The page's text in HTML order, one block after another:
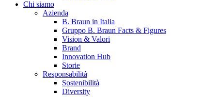
Eccellenza a livello globale.
Chi siamo
Azienda
B. Braun in Italia
Gruppo B. Braun Facts & Figures
Vision & Valori
Brand
Innovation Hub
Storie
Responsabilità
Sostenibilità
Diversity